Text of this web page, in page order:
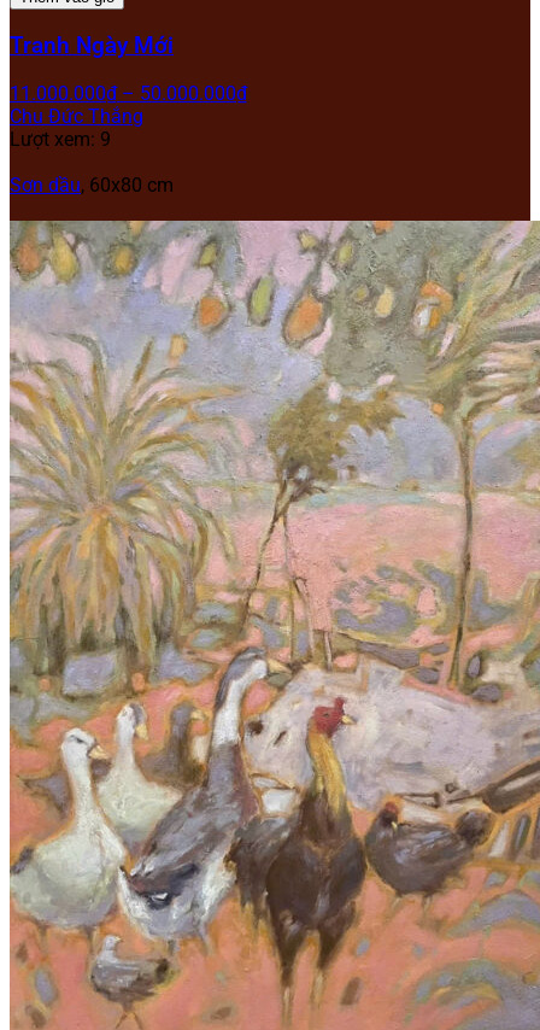
Tranh Ngày Mới
11.000.000₫ – 50.000.000₫
Chu Đức Thắng
Lượt xem: 9
Sơn dầu, 60x80 cm